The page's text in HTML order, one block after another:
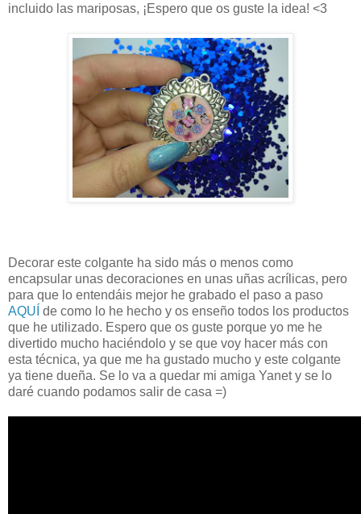
incluido las mariposas, ¡Espero que os guste la idea! <3
Decorar este colgante ha sido más o menos como
encapsular unas decoraciones en unas uñas acrílicas, pero
para que lo entendáis mejor he grabado el paso a paso
AQUÍ de como lo he hecho y os enseño todos los productos
que he utilizado. Espero que os guste porque yo me he
divertido mucho haciéndolo y se que voy hacer más con
esta técnica, ya que me ha gustado mucho y este colgante
ya tiene dueña. Se lo va a quedar mi amiga Yanet y se lo
daré cuando podamos salir de casa =)